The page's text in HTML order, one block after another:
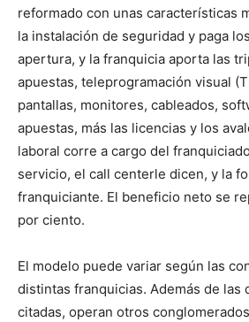
reformado con unas características
la instalación de seguridad y paga
apertura, y la franquicia aporta las
apuestas, teleprogramación visual
pantallas, monitores, cableados,
apuestas, más las licencias y los
laboral corre a cargo del
servicio, el call centerle dicen, y la
franquiciante. El beneficio neto se
por ciento.
El modelo puede variar según las
distintas franquicias. Además de las
citadas, operan otros